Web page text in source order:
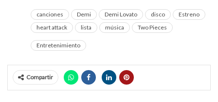
canciones Demi Demi Lovato disco
Estreno
heart attack
lista música Two Pieces
Entretenimiento
Compartir